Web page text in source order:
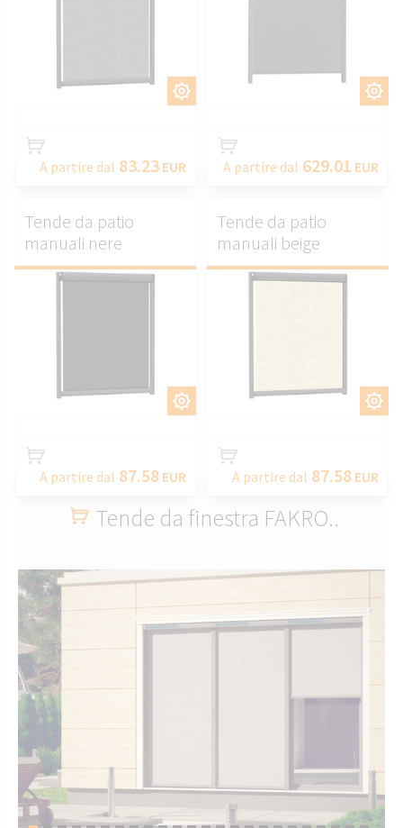
PERSONALIZZARE.
A partire dal 83.23 EUR A partire dal 629.01 EUR
PERSONALIZZARE.
Tende da patio
manuali nere
A partire dal 87.58 EUR
PERSONALIZZARE.
Tende da patio
manuali beige
A partire dal 87.58 EUR
Tende da finestra FAKRO..